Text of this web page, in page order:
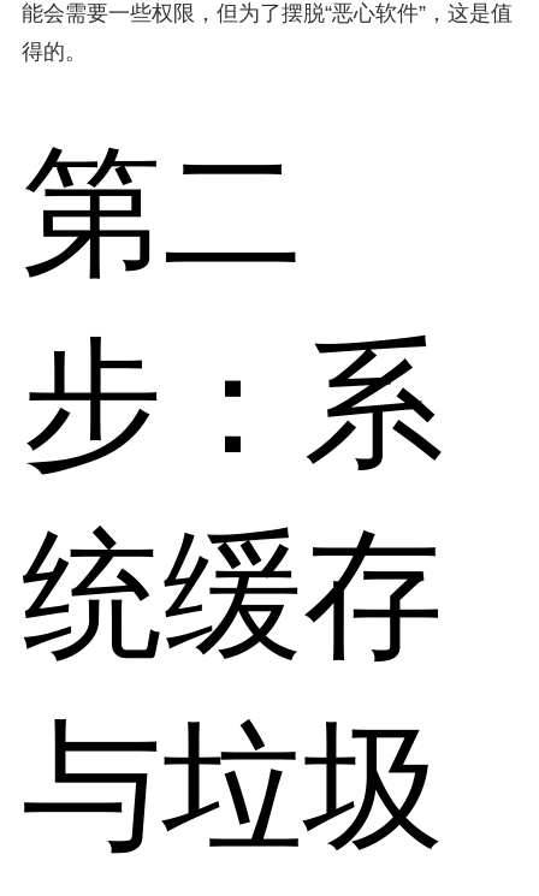
能会需要一些权限，但为了摆脱“恶心软件”，这是值
得的。
第二
步：系
统缓存
与垃圾